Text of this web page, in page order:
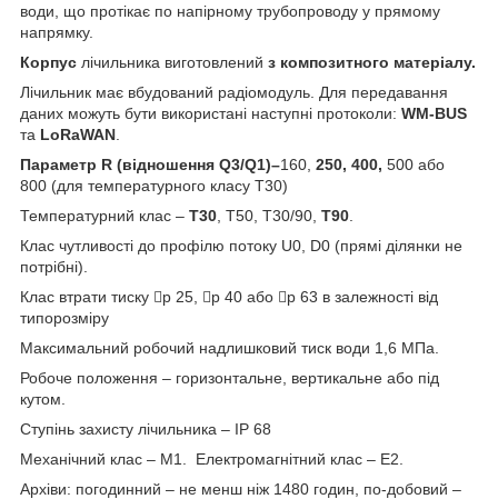
води, що протікає по напірному трубопроводу у прямому
напрямку.
Корпус лічильника виготовлений з композитного матеріалу.
Лічильник має вбудований радіомодуль. Для передавання
даних можуть бути використані наступні протоколи: WM-BUS
та LoRaWAN
Параметр R (відношення Q3/Q1)–160, 250, 400, 500 або
800 (для температурного класу T30)
Температурний клас – T30 , T50, T30/90, T90
Клас чутливості до профілю потоку U0, D0 (прямі ділянки не
потрібні).
Клас втрати тиску p 25, p 40 або p 63 в залежності від
типорозміру
Максимальний робочий надлишковий тиск води 1,6 МПа.
Робоче положення – горизонтальне, вертикальне або під
кутом.
Ступінь захисту лічильника – IP 68
Механічний клас – М1. Електромагнітний клас – Е2.
Архіви: погодинний – не менш ніж 1480 годин, по-добовий –